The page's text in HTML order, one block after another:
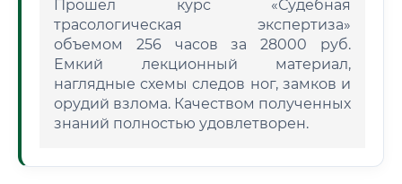
Прошел курс «Судебная
трасологическая экспертиза»
объемом 256 часов за 28000 руб.
Емкий лекционный материал,
наглядные схемы следов ног, замков и
орудий взлома. Качеством полученных
знаний полностью удовлетворен.